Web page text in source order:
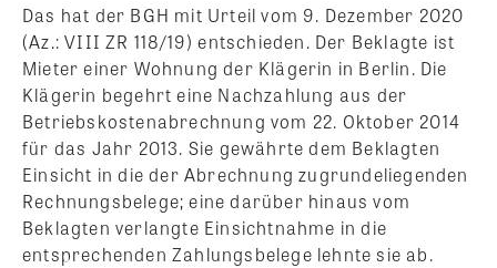
Das hat der BGH mit Urteil vom 9. Dezember 2020
(Az.: VIII ZR 118/19) entschieden. Der Beklagte ist
Mieter einer Wohnung der Klägerin in Berlin. Die
Klägerin begehrt eine Nachzahlung aus der
Betriebskostenabrechnung vom 22. Oktober 2014
für das Jahr 2013. Sie gewährte dem Beklagten
Einsicht in die der Abrechnung zugrundeliegenden
Rechnungsbelege; eine darüber hinaus vom
Beklagten verlangte Einsichtnahme in die
entsprechenden Zahlungsbelege lehnte sie ab.